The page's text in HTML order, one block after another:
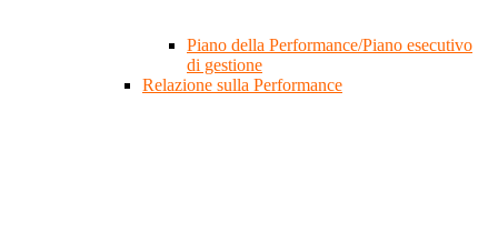
Piano della Performance/Piano esecutivo
di gestione
Relazione sulla Performance